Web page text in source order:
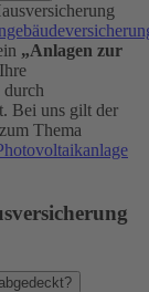
„Anlagen zur
Ihre
durch
Bei uns gilt der
Thema